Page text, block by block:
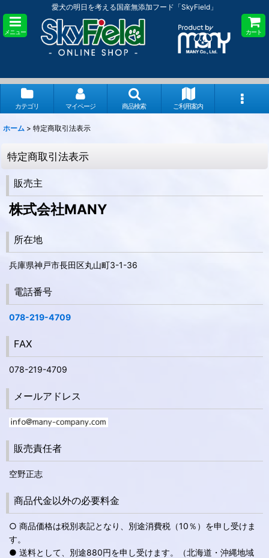
愛犬の明日を考える国産無添加フード「SkyField」
メニュー カート
カテゴリ マイページ 商品検索 ご利用案内
ホーム > 特定商取引法表示
特定商取引法表示
販売主
株式会社MANY
所在地
兵庫県神戸市長田区丸山町3-1-36
電話番号
078-219-4709
FAX
078-219-4709
メールアドレス
販売責任者
空野正志
商品代金以外の必要料金
○ 商品価格は税別表記となり、別途消費税（10％）を申し受けま
す。
● 送料として、別途880円を申し受けます。（北海道・沖縄地域